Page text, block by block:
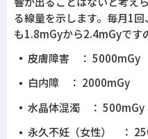
る線量を示します。毎月1
も1.8mGyから2.4mGyです
皮膚障害 ： 5000mGy
白内障 ： 2000mGy
水晶体混濁 ： 500mGy
永久不妊（女性） ：